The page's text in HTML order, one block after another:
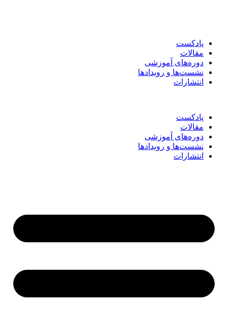
پادکست
مقالات
دوره‌های آموزشی
نشست‌ها و رویدادها
انتشارات
پادکست
مقالات
دوره‌های آموزشی
نشست‌ها و رویدادها
انتشارات